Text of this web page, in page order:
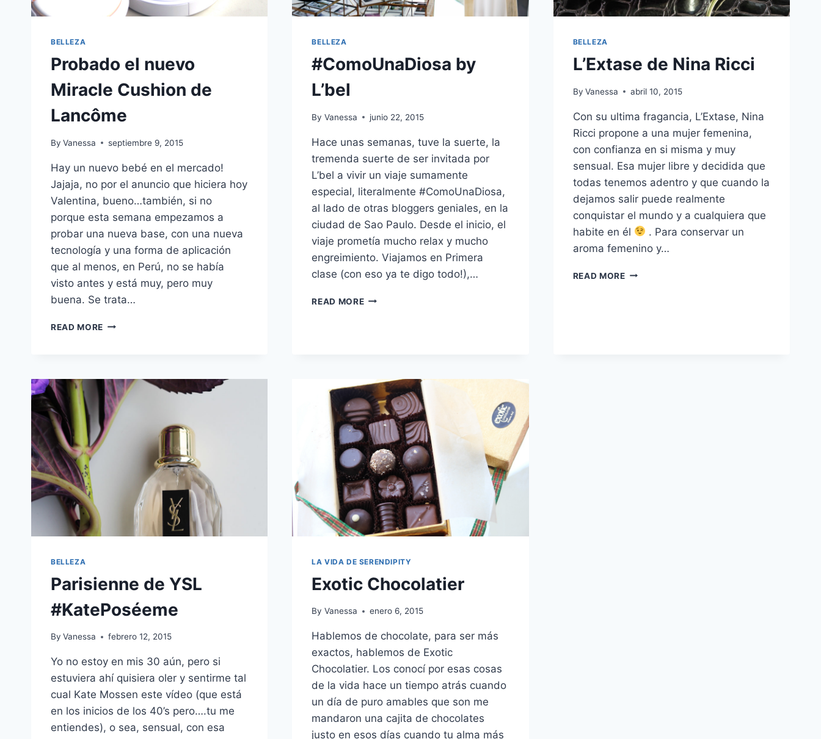
BELLEZA
Probado el nuevo
Miracle Cushion de
Lancôme
By Vanessa septiembre 9, 2015
Hay un nuevo bebé en el mercado!
Jajaja, no por el anuncio que hiciera hoy
Valentina, bueno…también, si no
porque esta semana empezamos a
probar una nueva base, con una nueva
tecnología y una forma de aplicación
que al menos, en Perú, no se había
visto antes y está muy, pero muy
buena. Se trata…
READ MORE PROBADO
DE
LANCÔME
BELLEZA
#ComoUnaDiosa by
L’bel
By Vanessa junio 22, 2015
Hace unas semanas, tuve la suerte, la
tremenda suerte de ser invitada por
L’bel a vivir un viaje sumamente
especial, literalmente #ComoUnaDiosa,
al lado de otras bloggers geniales, en la
ciudad de Sao Paulo. Desde el inicio, el
viaje prometía mucho relax y mucho
engreimiento. Viajamos en Primera
clase (con eso ya te digo todo!),…
READ MORE#COMOUNADIOSA
BELLEZA
L’Extase de Nina Ricci
By Vanessa abril 10, 2015
Con su ultima fragancia, L’Extase, Nina
Ricci propone a una mujer femenina,
con confianza en si misma y muy
sensual. Esa mujer libre y decidida que
todas tenemos adentro y que cuando la
dejamos salir puede realmente
conquistar el mundo y a cualquiera que
habite en él
. Para conservar un
aroma femenino y…
READ MOREL’EXTASE
BELLEZA
Parisienne de YSL
#KatePoséeme
By Vanessa febrero 12, 2015
Yo no estoy en mis 30 aún, pero si
estuviera ahí quisiera oler y sentirme tal
cual Kate Mossen este vídeo (que está
en los inicios de los 40’s pero….tu me
entiendes), o sea, sensual, con esa
LA VIDA DE SERENDIPITY
Exotic Chocolatier
By Vanessa enero 6, 2015
Hablemos de chocolate, para ser más
exactos, hablemos de Exotic
Chocolatier. Los conocí por esas cosas
de la vida hace un tiempo atrás cuando
un día de puro amables que son me
mandaron una cajita de chocolates
justo en esos días cuando tu alma más